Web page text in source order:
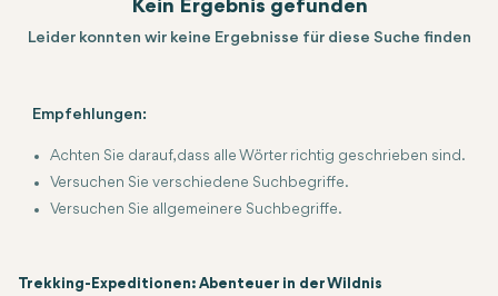
Kein Ergebnis gefunden
Leider konnten wir keine Ergebnisse für diese Suche finden
Empfehlungen:
Achten Sie darauf, dass alle Wörter richtig geschrieben sind.
Versuchen Sie verschiedene Suchbegriffe.
Versuchen Sie allgemeinere Suchbegriffe.
Trekking-Expeditionen: Abenteuer in der Wildnis